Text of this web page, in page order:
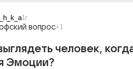
1г
вопрос+1
человек,
Эмоции?